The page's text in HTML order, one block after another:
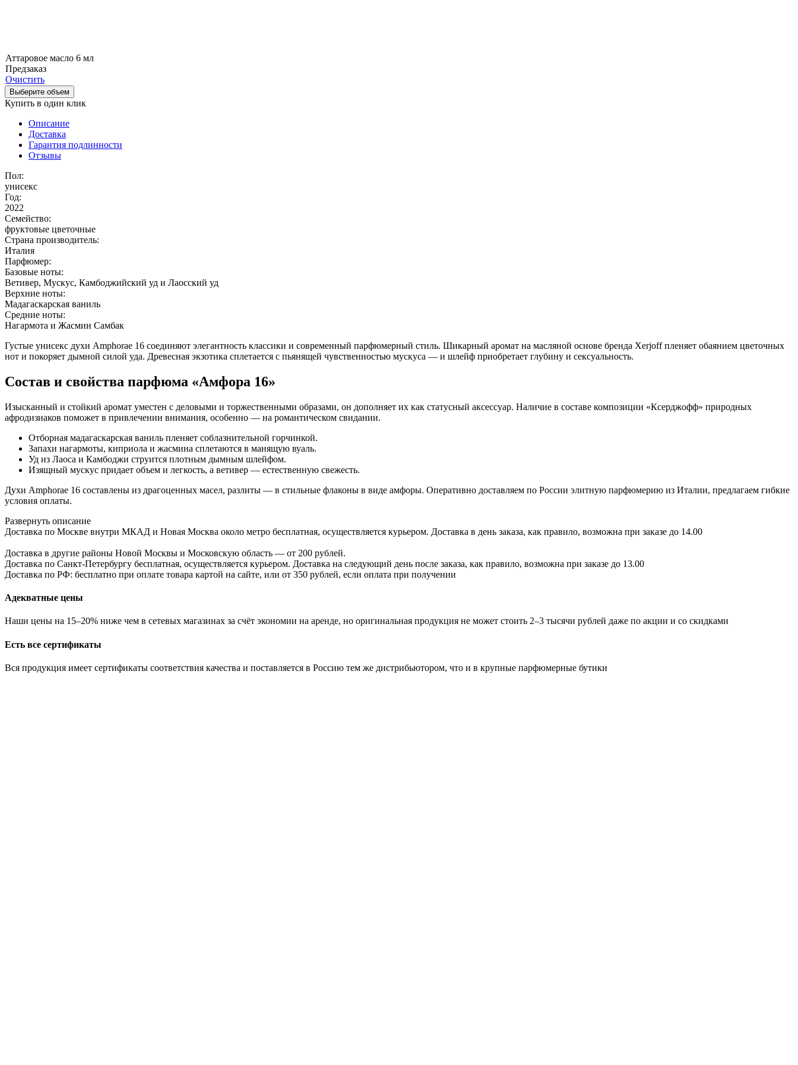
Аттаровое масло 6 мл
Предзаказ
Очистить
Выберите объем
Купить в один клик
Описание
Доставка
Гарантия подлинности
Отзывы
Пол:
унисекс
Год:
2022
Семейство:
фруктовые цветочные
Страна производитель:
Италия
Парфюмер:
Базовые ноты:
Ветивер, Мускус, Камбоджийский уд и Лаосский уд
Верхние ноты:
Мадагаскарская ваниль
Средние ноты:
Нагармота и Жасмин Самбак
Густые унисекс духи Amphorae 16 соединяют элегантность классики и современный парфюмерный стиль. Шикарный аромат на масляной основе бренда Xerjoff пленяет обаянием цветочных
нот и покоряет дымной силой уда. Древесная экзотика сплетается с пьянящей чувственностью мускуса — и шлейф приобретает глубину и сексуальность.
Состав и свойства парфюма «Амфора 16»
Изысканный и стойкий аромат уместен с деловыми и торжественными образами, он дополняет их как статусный аксессуар. Наличие в составе композиции «Ксерджофф» природных
афродизиаков поможет в привлечении внимания, особенно — на романтическом свидании.
Отборная мадагаскарская ваниль пленяет соблазнительной горчинкой.
Запахи нагармоты, киприола и жасмина сплетаются в манящую вуаль.
Уд из Лаоса и Камбоджи струится плотным дымным шлейфом.
Изящный мускус придает объем и легкость, а ветивер — естественную свежесть.
Духи Amphorae 16 составлены из драгоценных масел, разлиты — в стильные флаконы в виде амфоры. Оперативно доставляем по России элитную парфюмерию из Италии, предлагаем гибкие
условия оплаты.
Развернуть описание
Доставка по Москве внутри МКАД и Новая Москва около метро бесплатная, осуществляется курьером. Доставка в день заказа, как правило, возможна при заказе до 14.00
Доставка в другие районы Новой Москвы и Московскую область — от 200 рублей.
Доставка по Санкт-Петербургу бесплатная, осуществляется курьером. Доставка на следующий день после заказа, как правило, возможна при заказе до 13.00
Доставка по РФ: бесплатно при оплате товара картой на сайте, или от 350 рублей, если оплата при получении
Адекватные цены
Наши цены на 15–20% ниже чем в сетевых магазинах за счёт экономии на аренде, но оригинальная продукция не может стоить 2–3 тысячи рублей даже по акции и со скидками
Есть все сертификаты
Вся продукция имеет сертификаты соответствия качества и поставляется в Россию тем же дистрибьютором, что и в крупные парфюмерные бутики